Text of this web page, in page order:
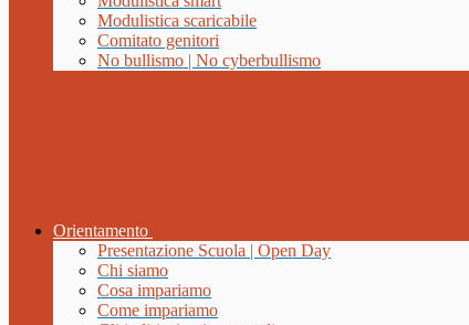
Modulistica scaricabile
Comitato genitori
No bullismo | No cyberbullismo
Orientamento
Presentazione Scuola | Open Day
Chi siamo
Cosa impariamo
Come impariamo